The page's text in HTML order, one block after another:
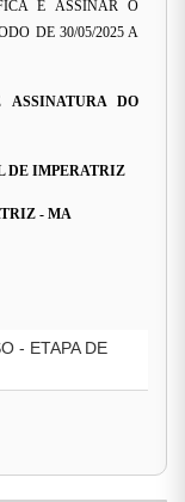
E ASSINAR O
DE 30/05/2025 A
DO
DE IMPERATRIZ
- MA
- ETAPA DE